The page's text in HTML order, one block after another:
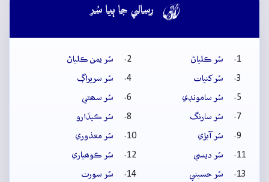
 رسالي جا ٻيا سُر
سُر ڪلياڻ
سُر يمن ڪلياڻ
سُر کنڀات
سُر سريراڳ
سُر سامونڊي
سُر سھڻي
سُر سارنگ
سُر ڪيڏارو
سُر آبڙي
سُر معذوري
سُر ديسي
سُر ڪوھياري
سُر حسيني
سُر سورٺ